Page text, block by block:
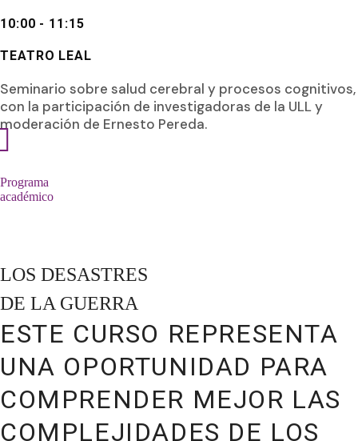
10:00 - 11:15
TEATRO LEAL
Seminario sobre salud cerebral y procesos cognitivos,
con la participación de investigadoras de la ULL y
moderación de Ernesto Pereda.
Programa
académico
LOS DESASTRES
DE LA GUERRA
ESTE CURSO REPRESENTA
UNA OPORTUNIDAD PARA
COMPRENDER MEJOR LAS
COMPLEJIDADES DE LOS